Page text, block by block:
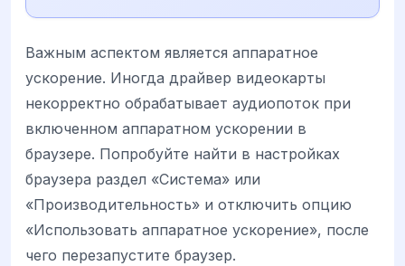
Важным аспектом является аппаратное
ускорение. Иногда драйвер видеокарты
некорректно обрабатывает аудиопоток при
включенном аппаратном ускорении в
браузере. Попробуйте найти в настройках
браузера раздел «Система» или
«Производительность» и отключить опцию
«Использовать аппаратное ускорение», после
чего перезапустите браузер.